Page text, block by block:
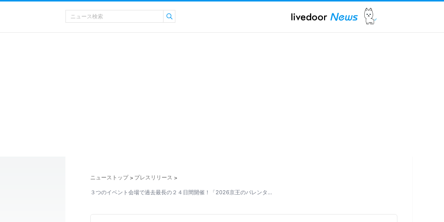
ニューストップ > プレスリリース >
３つのイベント会場で過去最長の２４日間開催！「2026京王のバレンタ…